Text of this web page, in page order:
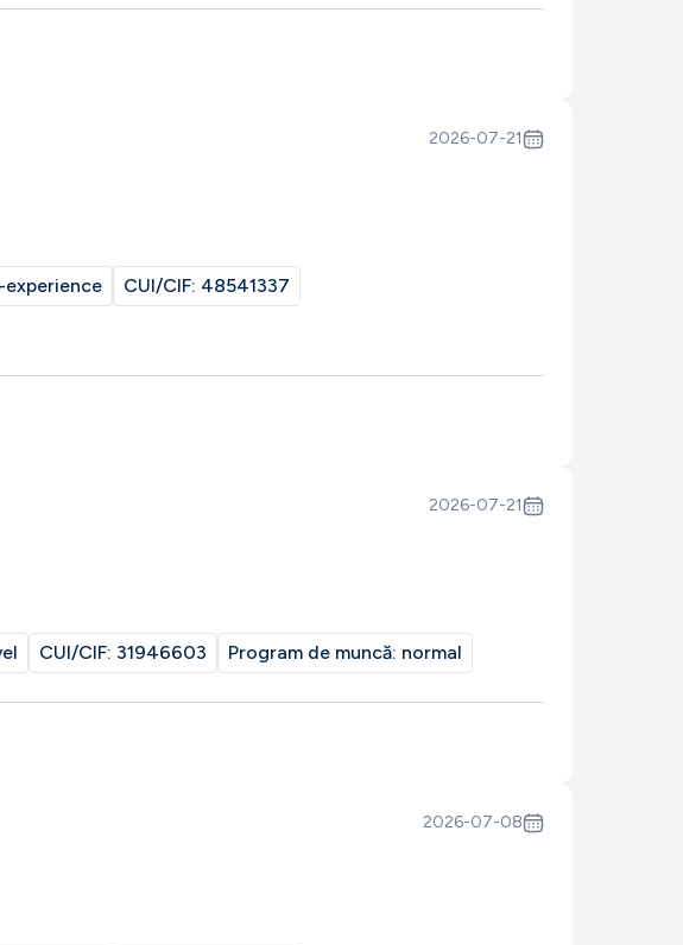
2026-07-21
experience CUI/CIF: 48541337
2026-07-21
CUI/CIF: 31946603 Program de muncă: normal
2026-07-08